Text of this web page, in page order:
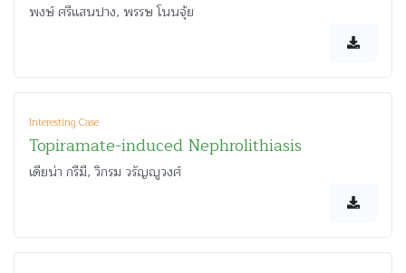
พงษ์ ศรีแสนปาง, พรรษ โนนจุ้ย
Interesting Case
Topiramate-induced Nephrolithiasis
เดียน่า กรีมี, วิกรม วรัญญูวงศ์